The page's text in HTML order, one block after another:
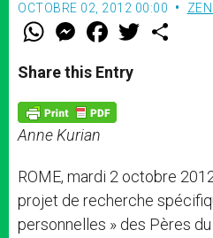
OCTOBRE 02, 2012 00:00
W
t
s
p
p
M
e
s
e
g
e
r
F
a
e
b
o
k
w
Share this Entry
Anne Kurian
ROME, mardi 2 octobre
projet de recherche
personnelles » des Pères